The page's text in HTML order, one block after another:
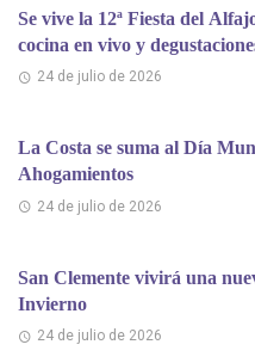
Se vive la 12ª Fiesta del Alfajor Costero con espectáculos,
cocina en vivo y
24 de julio de 2026
La Costa se suma al Día
Ahogamientos
24 de julio de 2026
San Clemente vivirá una
Invierno
24 de julio de 2026